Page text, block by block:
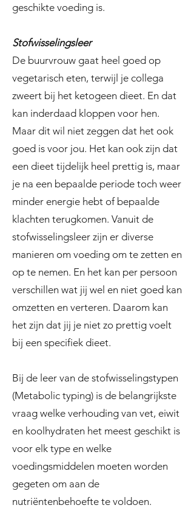
geschikte voeding is.
Stofwisselingsleer
De buurvrouw gaat heel goed op
vegetarisch eten, terwijl je collega
zweert bij het ketogeen dieet. En dat
kan inderdaad kloppen voor hen.
Maar dit wil niet zeggen dat het ook
goed is voor jou. Het kan ook zijn dat
een dieet tijdelijk heel prettig is, maar
je na een bepaalde periode toch weer
minder energie hebt of bepaalde
klachten terugkomen. Vanuit de
stofwisselingsleer zijn er diverse
manieren om voeding om te zetten en
op te nemen. En het kan per persoon
verschillen wat jij wel en niet goed kan
omzetten en verteren. Daarom kan
het zijn dat jij je niet zo prettig voelt
bij een specifiek dieet.
Bij de leer van de stofwisselingstypen
(Metabolic typing) is de belangrijkste
vraag welke verhouding van vet, eiwit
en koolhydraten het meest geschikt is
voor elk type en welke
voedingsmiddelen moeten worden
gegeten om aan de
nutriëntenbehoefte te voldoen.